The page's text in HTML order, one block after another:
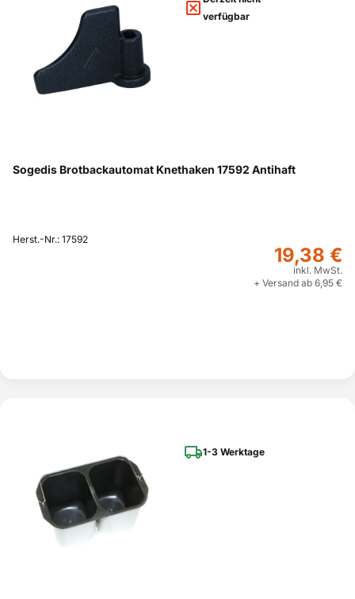
verfügbar
Sogedis Brotbackautomat Knethaken 17592 Antihaft
Herst.-Nr.: 17592
19,38 €
inkl. MwSt.
+ Versand ab 6,95 €
1-3 Werktage